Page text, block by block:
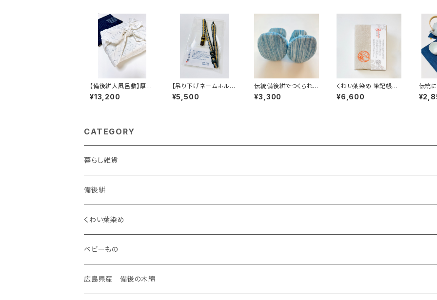
【備後絣大風呂敷】厚手
100㎝角
¥13,200
【吊り下げネームホルダ
ー】(真田紐・革)
¥5,500
伝統備後絣でつくられた
「ベビーブーティ」
¥3,300
くわい葉染め 筆記帳
「文庫本サイズ」
¥6,600
伝統
厚手
CATEGORY
暮らし雑貨
ケース
名刺入れ
がま口
装飾雑貨
ネックレス
タックピン
生活雑貨
マスク
備後絣
座布団
くわい葉染め
御守り
御朱印帳
ベビーもの
広島県産 備後の木綿